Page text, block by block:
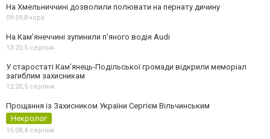
На Хмельниччині дозволили полювати на пернату дичину
09:59,Вчора
На Камʼянеччині зупинили п'яного водія Audi
13:20,5 серпня
У старостаті Кам’янець-Подільської громади відкрили меморіал
загиблим захисникам
12:20,5 серпня
Прощання із Захисником України Сергієм Вільчинським
Некролог
15:08,4 серпня